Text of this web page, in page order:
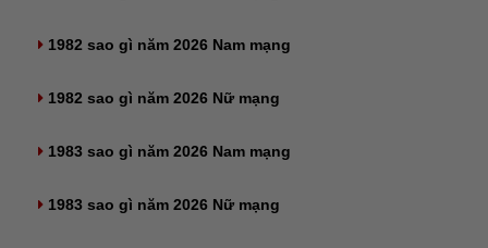
1982 sao gì năm 2026 Nam mạng
1982 sao gì năm 2026 Nữ mạng
1983 sao gì năm 2026 Nam mạng
1983 sao gì năm 2026 Nữ mạng